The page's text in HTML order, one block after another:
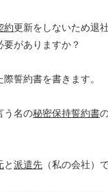
約更新をしないため退
がありますか？
誓約書を書きます。
う名の秘密保持誓約書
と派遣先 （私の会社）